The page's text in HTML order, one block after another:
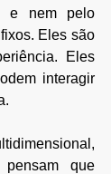
e nem pelo
Eles são
Eles
interagir
pensam que